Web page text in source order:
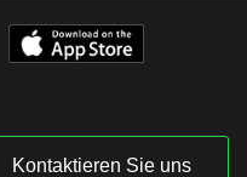
Kontaktieren Sie uns